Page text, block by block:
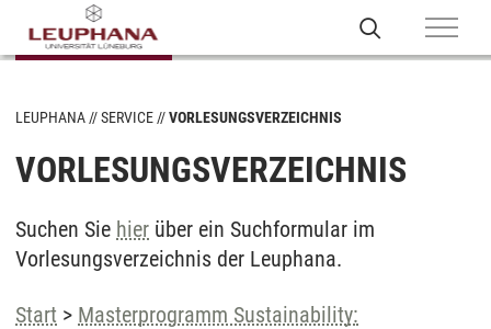
LEUPHANA SERVICE VORLESUNGSVERZEICHNIS
VORLESUNGSVERZEICHNIS
Suchen Sie hier über ein Suchformular im
Vorlesungsverzeichnis der Leuphana.
Start > Masterprogramm Sustainability: